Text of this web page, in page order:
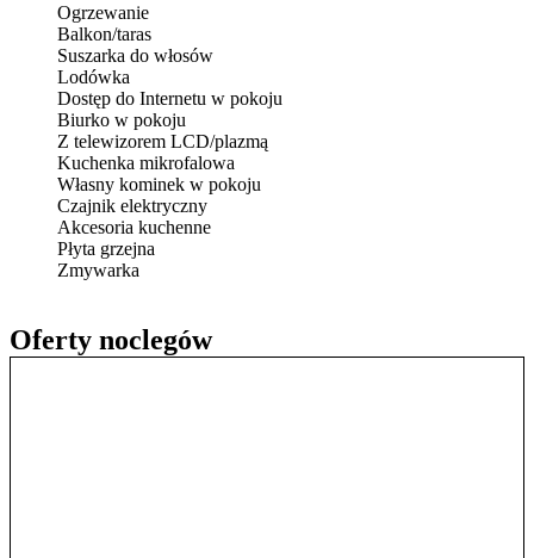
Oferty noclegów
Ogrzewanie
Balkon/taras
Suszarka do włosów
Lodówka
Dostęp do Internetu w pokoju
Biurko w pokoju
Z telewizorem LCD/plazmą
Kuchenka mikrofalowa
Własny kominek w pokoju
Czajnik elektryczny
Akcesoria kuchenne
Płyta grzejna
Zmywarka